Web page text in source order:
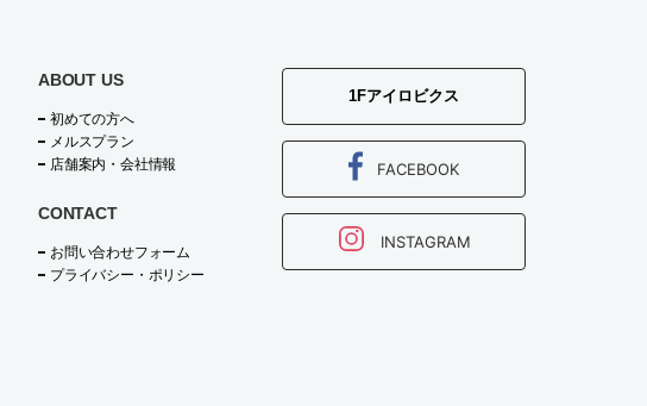
ABOUT US
初めての方へ
メルスプラン
店舗案内・会社情報
CONTACT
お問い合わせフォーム
プライバシー・ポリシー
1Fアイロビクス
FACEBOOK
INSTAGRAM